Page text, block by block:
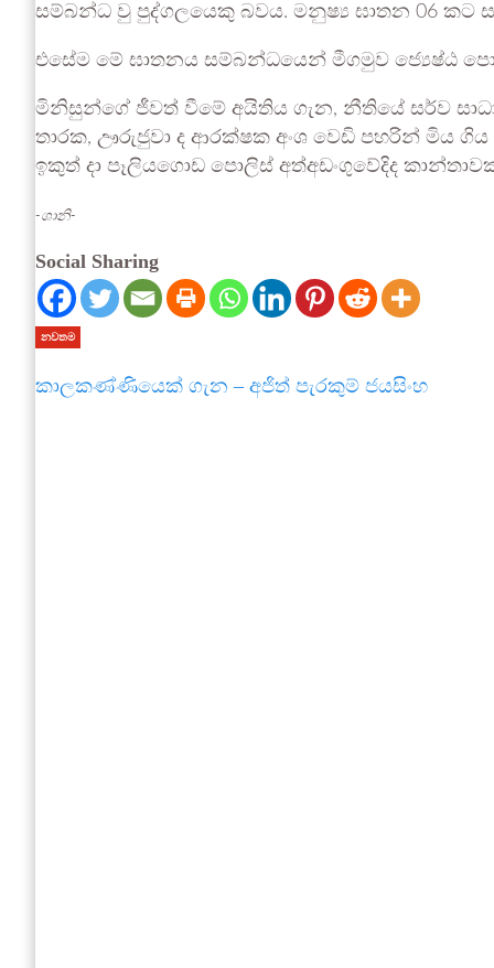
සම්බන්ධ වු පුද්ගලයෙකු බවය. මනුෂ්‍ය ඝාතන 06 කට
එසේම මේ ඝාතනය සම්බන්ධයෙන් මීගමුව ජ්‍යෙෂ්ඨ
මිනිසුන්ගේ ජීවත් වීමේ අයිතිය ගැන, නීතියේ සර්ව
තාරක, ඌරුජුවා ද ආරක්ෂක අංශ වෙඩි පහරින් මිය
ඉකුත් දා පෑලියගොඩ පොලිස් අත්අඩංගුවේදිද
-ශානි-
Social Sharing
නවතම
කාලකණ්ණියෙක් ගැන – අජිත් පැරකුම් ජයසිංහ